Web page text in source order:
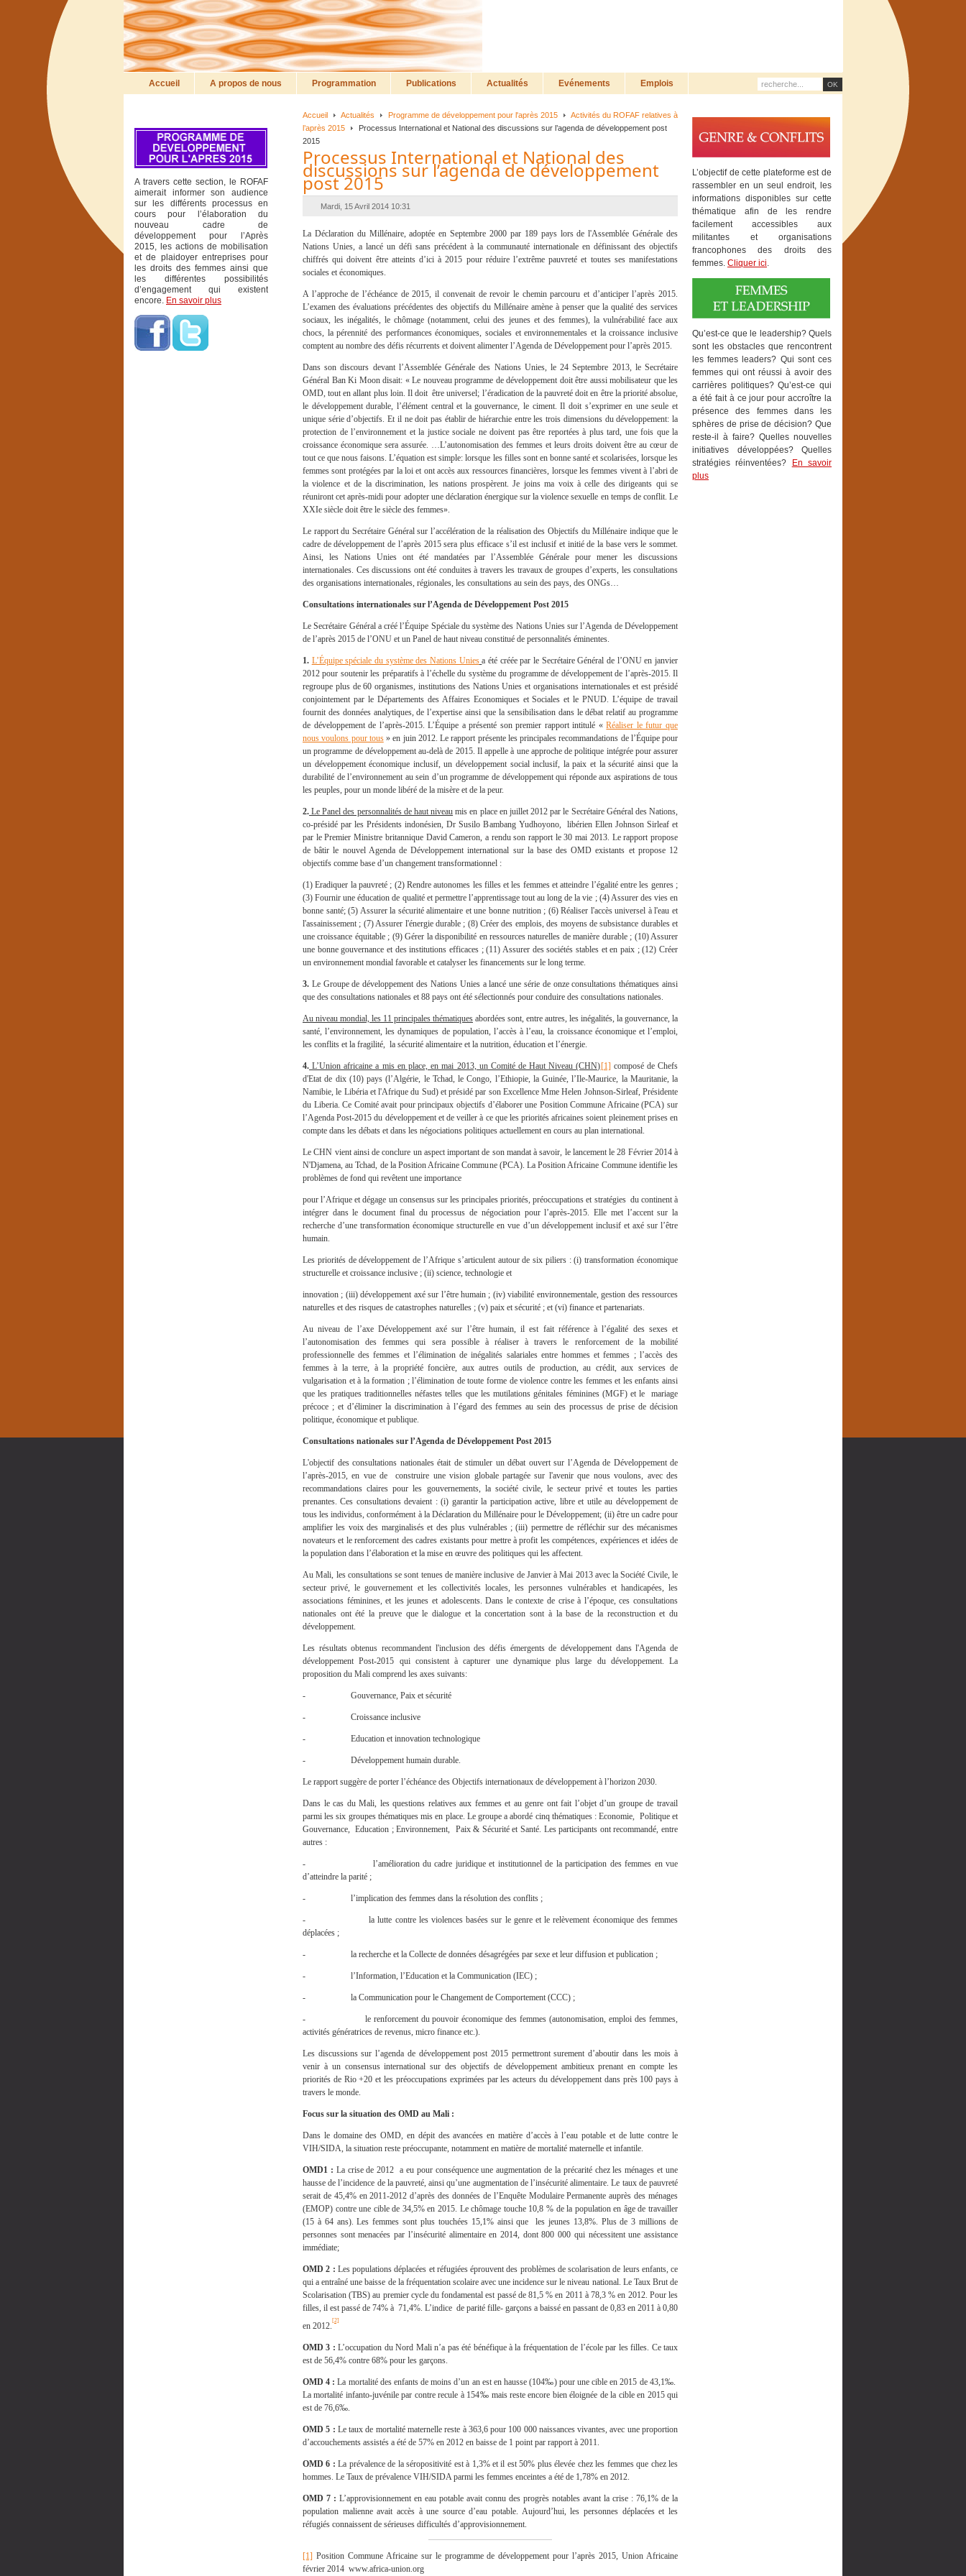
Accueil A propos de nous Programmation Publications Actualités Evénements Emplois
Accueil Actualités Programme de développement pour l'après 2015
Activités du ROFAF relatives à
l’après 2015
Processus International et National des discussions sur l’agenda de développement post
2015
Processus International et National des
discussions sur l’agenda de développement
post 2015
Mardi, 15 Avril 2014 10:31
La Déclaration du Millénaire, adoptée en Septembre 2000 par 189 pays lors de l'Assemblée Générale des
Nations Unies, a lancé un défi sans précédent à la communauté internationale en définissant des objectifs
chiffrés qui doivent être atteints d’ici à 2015 pour réduire l’extrême pauvreté et toutes ses manifestations
sociales et économiques.
A l’approche de l’échéance de 2015, il convenait de revoir le chemin parcouru et d’anticiper l’après 2015.
L’examen des évaluations précédentes des objectifs du Millénaire amène à penser que la qualité des services
sociaux, les inégalités, le chômage (notamment, celui des jeunes et des femmes), la vulnérabilité face aux
chocs, la pérennité des performances économiques, sociales et environnementales et la croissance inclusive
comptent au nombre des défis récurrents et doivent alimenter l’Agenda de Développement pour l’après 2015.
Dans son discours devant l’Assemblée Générale des Nations Unies, le 24 Septembre 2013, le Secrétaire
Général Ban Ki Moon disait: « Le nouveau programme de développement doit être aussi mobilisateur que les
OMD, tout en allant plus loin. Il doit être universel; l’éradication de la pauvreté doit en être la priorité absolue,
le développement durable, l’élément central et la gouvernance, le ciment. Il doit s’exprimer en une seule et
unique série d’objectifs. Et il ne doit pas établir de hiérarchie entre les trois dimensions du développement: la
protection de l’environnement et la justice sociale ne doivent pas être reportées à plus tard, une fois que la
croissance économique sera assurée. …L’autonomisation des femmes et leurs droits doivent être au cœur de
tout ce que nous faisons. L’équation est simple: lorsque les filles sont en bonne santé et scolarisées, lorsque les
femmes sont protégées par la loi et ont accès aux ressources financières, lorsque les femmes vivent à l’abri de
la violence et de la discrimination, les nations prospèrent. Je joins ma voix à celle des dirigeants qui se
réuniront cet après-midi pour adopter une déclaration énergique sur la violence sexuelle en temps de conflit. Le
XXIe siècle doit être le siècle des femmes».
Le rapport du Secrétaire Général sur l’accélération de la réalisation des Objectifs du Millénaire indique que le
cadre de développement de l’après 2015 sera plus efficace s’il est inclusif et initié de la base vers le sommet.
Ainsi, les Nations Unies ont été mandatées par l’Assemblée Générale pour mener les discussions
internationales. Ces discussions ont été conduites à travers les travaux de groupes d’experts, les consultations
des organisations internationales, régionales, les consultations au sein des pays, des ONGs…
Consultations internationales sur l’Agenda de Développement Post 2015
Le Secrétaire Général a créé l’Équipe Spéciale du système des Nations Unies sur l’Agenda de Développement
de l’après 2015 de l’ONU et un Panel de haut niveau constitué de personnalités éminentes.
1. L’Équipe spéciale du système des Nations Unies a été créée par le Secrétaire Général de l’ONU en janvier
2012 pour soutenir les préparatifs à l’échelle du système du programme de développement de l’après-2015. Il
regroupe plus de 60 organismes, institutions des Nations Unies et organisations internationales et est présidé
conjointement par le Départements des Affaires Economiques et Sociales et le PNUD. L’équipe de travail
fournit des données analytiques, de l’expertise ainsi que la sensibilisation dans le débat relatif au programme
de développement de l’après-2015. L’Équipe a présenté son premier rapport intitulé «Réaliser le futur que
nous voulons pour tous» en juin 2012. Le rapport présente les principales recommandations de l’Équipe pour
un programme de développement au-delà de 2015. Il appelle à une approche de politique intégrée pour assurer
un développement économique inclusif, un développement social inclusif, la paix et la sécurité ainsi que la
durabilité de l’environnement au sein d’un programme de développement qui réponde aux aspirations de tous
les peuples, pour un monde libéré de la misère et de la peur.
2. Le Panel des personnalités de haut niveau mis en place en juillet 2012 par le Secrétaire Général des Nations,
co-présidé par les Présidents indonésien, Dr Susilo Bambang Yudhoyono, libérien Ellen Johnson Sirleaf et
par le Premier Ministre britannique David Cameron, a rendu son rapport le 30 mai 2013. Le rapport propose
de bâtir le nouvel Agenda de Développement international sur la base des OMD existants et propose 12
objectifs comme base d’un changement transformationnel :
(1) Eradiquer la pauvreté ; (2) Rendre autonomes les filles et les femmes et atteindre l’égalité entre les genres ;
(3) Fournir une éducation de qualité et permettre l’apprentissage tout au long de la vie ; (4) Assurer des vies en
bonne santé; (5) Assurer la sécurité alimentaire et une bonne nutrition ; (6) Réaliser l'accès universel à l'eau et
l'assainissement ; (7) Assurer l'énergie durable ; (8) Créer des emplois, des moyens de subsistance durables et
une croissance équitable ; (9) Gérer la disponibilité en ressources naturelles de manière durable ; (10) Assurer
une bonne gouvernance et des institutions efficaces ; (11) Assurer des sociétés stables et en paix ; (12) Créer
un environnement mondial favorable et catalyser les financements sur le long terme.
3. Le Groupe de développement des Nations Unies a lancé une série de onze consultations thématiques ainsi
que des consultations nationales et 88 pays ont été sélectionnés pour conduire des consultations nationales.
Au niveau mondial, les 11 principales thématiques abordées sont, entre autres, les inégalités, la gouvernance, la
santé, l’environnement, les dynamiques de population, l’accès à l’eau, la croissance économique et l’emploi,
les conflits et la fragilité, la sécurité alimentaire et la nutrition, éducation et l’énergie.
4. L’Union africaine a mis en place, en mai 2013, un Comité de Haut Niveau (CHN)[1] composé de Chefs
d'Etat de dix (10) pays (l’Algérie, le Tchad, le Congo, l’Ethiopie, la Guinée, l’Ile-Maurice, la Mauritanie, la
Namibie, le Libéria et l'Afrique du Sud) et présidé par son Excellence Mme Helen Johnson-Sirleaf, Présidente
du Liberia. Ce Comité avait pour principaux objectifs d’élaborer une Position Commune Africaine (PCA) sur
l’Agenda Post-2015 du développement et de veiller à ce que les priorités africaines soient pleinement prises en
compte dans les débats et dans les négociations politiques actuellement en cours au plan international.
Le CHN vient ainsi de conclure un aspect important de son mandat à savoir, le lancement le 28 Février 2014 à
N'Djamena, au Tchad, de la Position Africaine Commune (PCA). La Position Africaine Commune identifie les
problèmes de fond qui revêtent une importance
pour l’Afrique et dégage un consensus sur les principales priorités, préoccupations et stratégies du continent à
intégrer dans le document final du processus de négociation pour l’après-2015. Elle met l’accent sur la
recherche d’une transformation économique structurelle en vue d’un développement inclusif et axé sur l’être
humain.
Les priorités de développement de l’Afrique s’articulent autour de six piliers : (i) transformation économique
structurelle et croissance inclusive ; (ii) science, technologie et
innovation ; (iii) développement axé sur l’être humain ; (iv) viabilité environnementale, gestion des ressources
naturelles et des risques de catastrophes naturelles ; (v) paix et sécurité ; et (vi) finance et partenariats.
Au niveau de l’axe Développement axé sur l’être humain, il est fait référence à l’égalité des sexes et
l’autonomisation des femmes qui sera possible à réaliser à travers le renforcement de la mobilité
professionnelle des femmes et l’élimination de inégalités salariales entre hommes et femmes ; l’accès des
femmes à la terre, à la propriété foncière, aux autres outils de production, au crédit, aux services de
vulgarisation et à la formation ; l’élimination de toute forme de violence contre les femmes et les enfants ainsi
que les pratiques traditionnelles néfastes telles que les mutilations génitales féminines (MGF) et le mariage
précoce ; et d’éliminer la discrimination à l’égard des femmes au sein des processus de prise de décision
politique, économique et publique.
Consultations nationales sur l’Agenda de Développement Post 2015
L'objectif des consultations nationales était de stimuler un débat ouvert sur l’Agenda de Développement de
l’après-2015, en vue de construire une vision globale partagée sur l'avenir que nous voulons, avec des
recommandations claires pour les gouvernements, la société civile, le secteur privé et toutes les parties
prenantes. Ces consultations devaient : (i) garantir la participation active, libre et utile au développement de
tous les individus, conformément à la Déclaration du Millénaire pour le Développement; (ii) être un cadre pour
amplifier les voix des marginalisés et des plus vulnérables ; (iii) permettre de réfléchir sur des mécanismes
novateurs et le renforcement des cadres existants pour mettre à profit les compétences, expériences et idées de
la population dans l’élaboration et la mise en œuvre des politiques qui les affectent.
Au Mali, les consultations se sont tenues de manière inclusive de Janvier à Mai 2013 avec la Société Civile, le
secteur privé, le gouvernement et les collectivités locales, les personnes vulnérables et handicapées, les
associations féminines, et les jeunes et adolescents. Dans le contexte de crise à l’époque, ces consultations
nationales ont été la preuve que le dialogue et la concertation sont à la base de la reconstruction et du
développement.
Les résultats obtenus recommandent l'inclusion des défis émergents de développement dans l'Agenda de
développement Post-2015 qui consistent à capturer une dynamique plus large du développement. La
proposition du Mali comprend les axes suivants:
- Gouvernance, Paix et sécurité
- Croissance inclusive
- Education et innovation technologique
- Développement humain durable.
Le rapport suggère de porter l’échéance des Objectifs internationaux de développement à l’horizon 2030.
Dans le cas du Mali, les questions relatives aux femmes et au genre ont fait l’objet d’un groupe de travail
parmi les six groupes thématiques mis en place. Le groupe a abordé cinq thématiques : Economie, Politique et
Gouvernance, Education ; Environnement, Paix & Sécurité et Santé. Les participants ont recommandé, entre
autres :
- l’amélioration du cadre juridique et institutionnel de la participation des femmes en vue
d’atteindre la parité ;
- l’implication des femmes dans la résolution des conflits ;
- la lutte contre les violences basées sur le genre et le relèvement économique des femmes
déplacées ;
- la recherche et la Collecte de données désagrégées par sexe et leur diffusion et publication ;
- l’Information, l’Education et la Communication (IEC) ;
- la Communication pour le Changement de Comportement (CCC) ;
- le renforcement du pouvoir économique des femmes (autonomisation, emploi des femmes,
activités génératrices de revenus, micro finance etc.).
Les discussions sur l’agenda de développement post 2015 permettront surement d’aboutir dans les mois à
venir à un consensus international sur des objectifs de développement ambitieux prenant en compte les
priorités de Rio +20 et les préoccupations exprimées par les acteurs du développement dans près 100 pays à
travers le monde.
Focus sur la situation des OMD au Mali :
Dans le domaine des OMD, en dépit des avancées en matière d’accès à l’eau potable et de lutte contre le
VIH/SIDA, la situation reste préoccupante, notamment en matière de mortalité maternelle et infantile.
OMD1 : La crise de 2012 a eu pour conséquence une augmentation de la précarité chez les ménages et une
hausse de l’incidence de la pauvreté, ainsi qu’une augmentation de l’insécurité alimentaire. Le taux de pauvreté
serait de 45,4% en 2011-2012 d’après des données de l’Enquête Modulaire Permanente auprès des ménages
(EMOP) contre une cible de 34,5% en 2015. Le chômage touche 10,8 % de la population en âge de travailler
(15 à 64 ans). Les femmes sont plus touchées 15,1% ainsi que les jeunes 13,8%. Plus de 3 millions de
personnes sont menacées par l’insécurité alimentaire en 2014, dont 800 000 qui nécessitent une assistance
immédiate;
OMD 2 : Les populations déplacées et réfugiées éprouvent des problèmes de scolarisation de leurs enfants, ce
qui a entraîné une baisse de la fréquentation scolaire avec une incidence sur le niveau national. Le Taux Brut de
Scolarisation (TBS) au premier cycle du fondamental est passé de 81,5 % en 2011 à 78,3 % en 2012. Pour les
filles, il est passé de 74% à 71,4%. L’indice de parité fille- garçons a baissé en passant de 0,83 en 2011 à 0,80
en 2012.
[2]
OMD 3 : L’occupation du Nord Mali n’a pas été bénéfique à la fréquentation de l’école par les filles. Ce taux
est de 56,4% contre 68% pour les garçons.
OMD 4 :La mortalité des enfants de moins d’un an est en hausse (104‰) pour une cible en 2015 de 43,1‰.
La mortalité infanto-juvénile par contre recule à 154‰ mais reste encore bien éloignée de la cible en 2015 qui
est de 76,6‰.
OMD 5 : Le taux de mortalité maternelle reste à 363,6 pour 100 000 naissances vivantes, avec une proportion
d’accouchements assistés a été de 57% en 2012 en baisse de 1 point par rapport à 2011.
OMD 6 :La prévalence de la séropositivité est à 1,3% et il est 50% plus élevée chez les femmes que chez les
hommes. Le Taux de prévalence VIH/SIDA parmi les femmes enceintes a été de 1,78% en 2012.
OMD 7 : L’approvisionnement en eau potable avait connu des progrès notables avant la crise : 76,1% de la
population malienne avait accès à une source d’eau potable. Aujourd’hui, les personnes déplacées et les
réfugiés connaissent de sérieuses difficultés d’approvisionnement.
[1] Position Commune Africaine sur le programme de développement pour l’après 2015, Union Africaine
février 2014 www.africa-union.org
A travers cette section, le ROFAF
aimerait informer son audience
sur les différents processus en
cours pour l’élaboration du
nouveau cadre de
développement pour l’Après
2015, les actions de mobilisation
et de plaidoyer entreprises pour
les droits des femmes ainsi que
les différentes possibilités
d’engagement qui existent
encore. En savoir plus
L’objectif de cette plateforme est de
rassembler en un seul endroit, les
informations disponibles sur cette
thématique afin de les rendre
facilement accessibles aux
militantes et organisations
francophones des droits des
femmes. Cliquer ici.
Qu’est-ce que le leadership? Quels
sont les obstacles que rencontrent
les femmes leaders? Qui sont ces
femmes qui ont réussi à avoir des
carrières politiques? Qu’est-ce qui
a été fait à ce jour pour accroître la
présence des femmes dans les
sphères de prise de décision? Que
reste-il à faire? Quelles nouvelles
initiatives développées? Quelles
stratégies réinventées?
En savoir
plus